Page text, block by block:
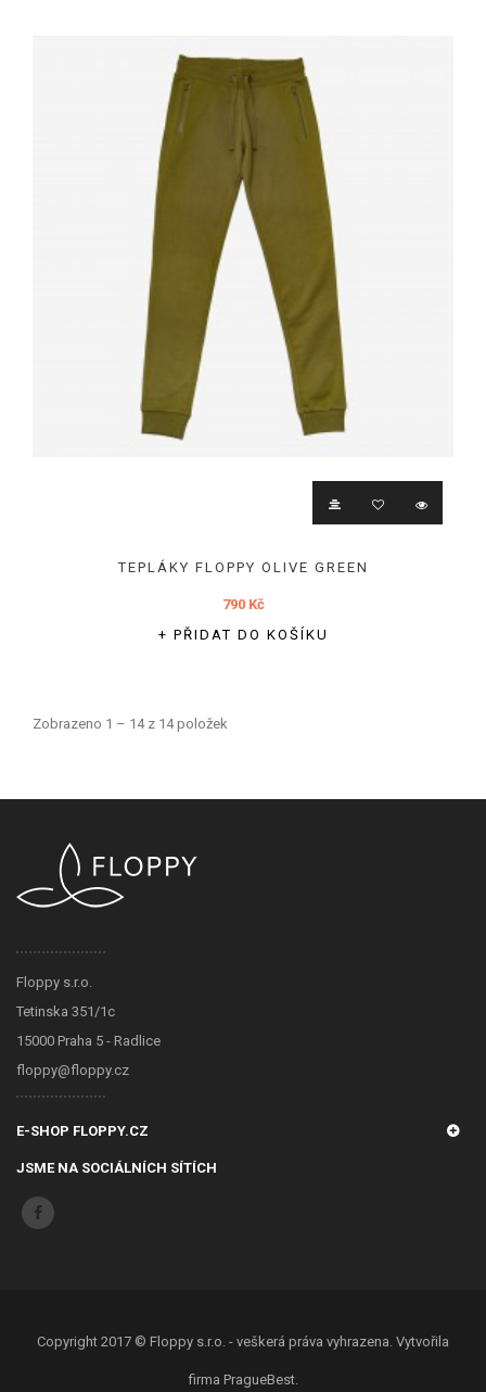
TEPLÁKY FLOPPY OLIVE GREEN
790 Kč
+ PŘIDAT DO KOŠÍKU
Zobrazeno 1 – 14 z 14 položek
Floppy s.r.o.
Tetinska 351/1c
15000 Praha 5 - Radlice
floppy@floppy.cz
E-SHOP FLOPPY.CZ
JSME NA SOCIÁLNÍCH SÍTÍCH
Copyright 2017 © Floppy s.r.o. - veškerá práva vyhrazena. Vytvořila
firma PragueBest.